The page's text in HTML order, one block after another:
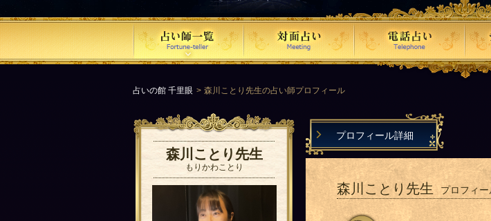
占いの館 千里眼 森川ことり先生の占い師プロフィール
森川ことり先生
もりかわことり
プロフィール詳細
森川ことり先生 プロフィー